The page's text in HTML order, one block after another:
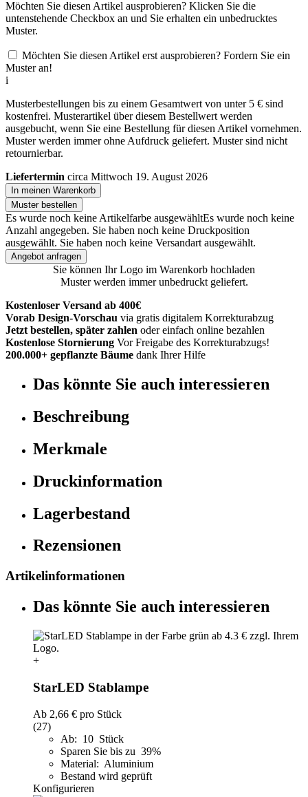
Möchten Sie diesen Artikel ausprobieren? Klicken Sie die
untenstehende Checkbox an und Sie erhalten ein unbedrucktes
Muster.
Möchten Sie diesen Artikel erst ausprobieren? Fordern Sie ein
Muster an!
i
Musterbestellungen bis zu einem Gesamtwert von unter 5 € sind
kostenfrei. Musterartikel über diesem Bestellwert werden
ausgebucht, wenn Sie eine Bestellung für diesen Artikel vornehmen.
Muster werden immer ohne Aufdruck geliefert. Muster sind nicht
retournierbar.
Liefertermin circa Mittwoch 19. August 2026
In meinen Warenkorb
Muster bestellen
Es wurde noch keine Artikelfarbe ausgewähltEs wurde noch keine
Anzahl angegeben. Sie haben noch keine Druckposition
ausgewählt. Sie haben noch keine Versandart ausgewählt.
Angebot anfragen
Sie können Ihr Logo im Warenkorb hochladen
Muster werden immer unbedruckt geliefert.
Kostenloser Versand ab 400€
Vorab Design-Vorschau via gratis digitalem Korrekturabzug
Jetzt bestellen, später zahlen oder einfach online bezahlen
Kostenlose Stornierung Vor Freigabe des Korrekturabzugs!
200.000+ gepflanzte Bäume dank Ihrer Hilfe
Das könnte Sie auch interessieren
Beschreibung
Merkmale
Druckinformation
Lagerbestand
Rezensionen
Artikelinformationen
Das könnte Sie auch interessieren
+
StarLED Stablampe
Ab 2,66 € pro Stück
(27)
Ab: 10 Stück
Sparen Sie bis zu 39%
Material: Aluminium
Bestand wird geprüft
Konfigurieren